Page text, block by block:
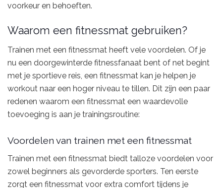
voorkeur en behoeften.
Waarom een fitnessmat gebruiken?
Trainen met een fitnessmat heeft vele voordelen. Of je
nu een doorgewinterde fitnessfanaat bent of net begint
met je sportieve reis, een fitnessmat kan je helpen je
workout naar een hoger niveau te tillen. Dit zijn een paar
redenen waarom een fitnessmat een waardevolle
toevoeging is aan je trainingsroutine:
Voordelen van trainen met een fitnessmat
Trainen met een fitnessmat biedt talloze voordelen voor
zowel beginners als gevorderde sporters. Ten eerste
zorgt een fitnessmat voor extra comfort tijdens je